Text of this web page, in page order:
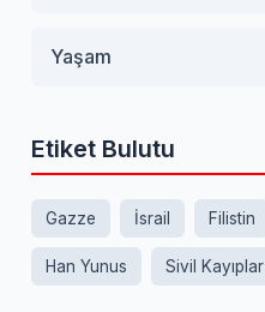
Yaşam
Etiket Bulutu
Gazze İsrail Filistin
Han Yunus Sivil Kayıplar